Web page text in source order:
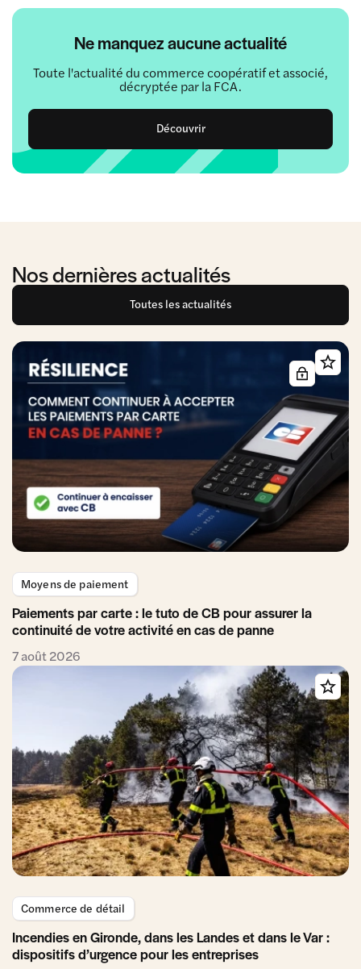
Ne manquez aucune actualité
Toute l'actualité du commerce coopératif et associé,
décryptée par la FCA.
Découvrir
Nos dernières actualités
Toutes les actualités
Moyens de paiement
Paiements par carte : le tuto de CB pour assurer la
continuité de votre activité en cas de panne
7 août 2026
Commerce de détail
Incendies en Gironde, dans les Landes et dans le Var :
dispositifs d’urgence pour les entreprises